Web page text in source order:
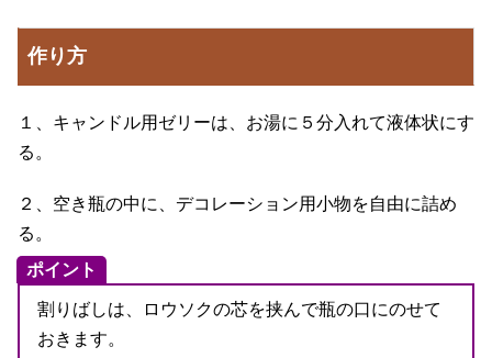
作り方
１、キャンドル用ゼリーは、お湯に５分入れて液体状にす
る。
２、空き瓶の中に、デコレーション用小物を自由に詰め
る。
ポイント
割りばしは、ロウソクの芯を挟んで瓶の口にのせて
おきます。